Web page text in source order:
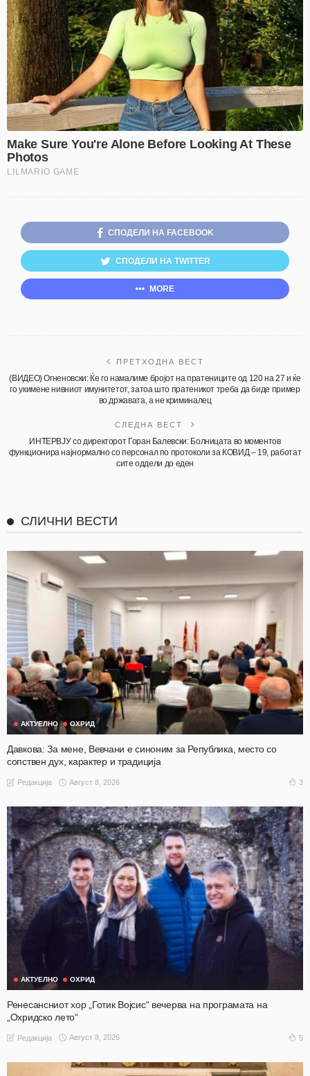
СПОДЕЛИ НА FACEBOOK
СПОДЕЛИ НА TWITTER
MORE
ПРЕТХОДНА ВЕСТ
(ВИДЕО) Огненовски: Ќе го намалиме бројот на пратениците од 120 на 27 и ќе
го укимене нивниот имунитетот, затоа што пратеникот треба да биде пример
во државата, а не криминалец
СЛЕДНА ВЕСТ
ИНТЕРВЈУ со директорот Горан Балевски: Болницата во моментов
функционира најнормално со персонал по протоколи за КОВИД – 19, работат
сите оддели до еден
СЛИЧНИ ВЕСТИ
АКТУЕЛНО ОХРИД
Давкова: За мене, Вевчани е синоним за Република, место со
сопствен дух, карактер и традиција
Редакција Август 8, 2026 3
АКТУЕЛНО ОХРИД
Ренесансниот хор „Готик Војсис“ вечерва на програмата на
„Охридско лето“
Редакција Август 8, 2026 5